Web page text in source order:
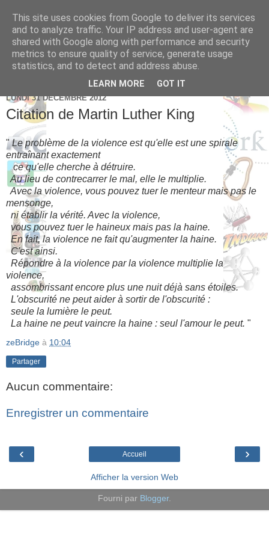
Brice Cornet: serial
entrepreneur hédoniste
LUNDI 31 DÉCEMBRE 2012
Citation de Martin Luther King
"Le problème de la violence est qu'elle est une spirale
entraînant exactement
ce qu'elle cherche à détruire.
Au lieu de contrecarrer le mal, elle le multiplie.
Avec la violence, vous pouvez tuer le menteur mais pas le
mensonge,
ni établir la vérité. Avec la violence,
vous pouvez tuer le haineux mais pas la haine.
En fait, la violence ne fait qu'augmenter la haine.
C'est ainsi.
Répondre à la violence par la violence multiplie la
violence,
assombrissant encore plus une nuit déjà sans étoiles.
L'obscurité ne peut aider à sortir de l'obscurité :
seule la lumière le peut.
La haine ne peut vaincre la haine : seul l'amour le peut. "
zeBridge à 10:04
Partager
Aucun commentaire:
Enregistrer un commentaire
‹ ›
Accueil
Afficher la version Web
Fourni par Blogger.
This site uses cookies from Google to deliver its services
and to analyze traffic. Your IP address and user-agent are
shared with Google along with performance and security
metrics to ensure quality of service, generate usage
statistics, and to detect and address abuse.
LEARN MORE GOT IT